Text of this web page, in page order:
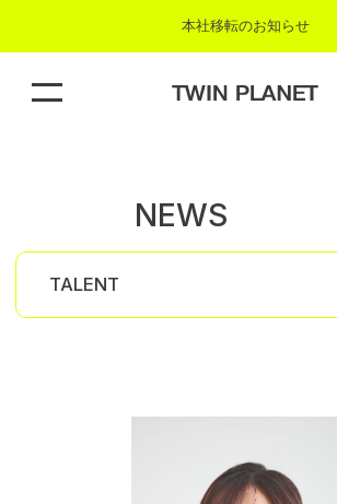
本社移転のお知らせ
TALENT